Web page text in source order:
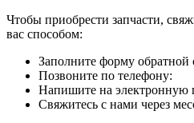
Чтобы приобрести запчасти,
вас способом:
Заполните форму обратной
Позвоните по телефону:
Напишите на электронную
Свяжитесь с нами через